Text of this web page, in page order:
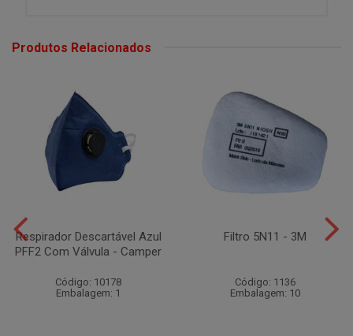
Produtos Relacionados
Respirador Descartável Azul
PFF2 Com Válvula - Camper
Código: 10178
Embalagem: 1
Filtro 5N11 - 3M
Código: 1136
Embalagem: 10